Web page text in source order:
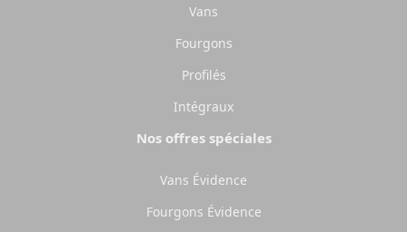
Vans
Fourgons
Profilés
Intégraux
Nos offres spéciales
Vans Évidence
Fourgons Évidence